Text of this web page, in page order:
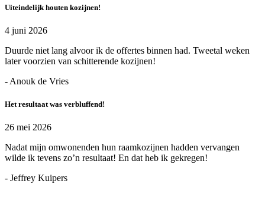
Uiteindelijk houten kozijnen!
4 juni 2026
Duurde niet lang alvoor ik de offertes binnen had. Tweetal weken
later voorzien van schitterende kozijnen!
- Anouk de Vries
Het resultaat was verbluffend!
26 mei 2026
Nadat mijn omwonenden hun raamkozijnen hadden vervangen
wilde ik tevens zo’n resultaat! En dat heb ik gekregen!
- Jeffrey Kuipers